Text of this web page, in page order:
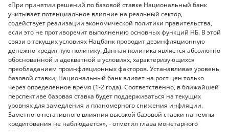
«При принятии решений по базовой ставке Национальный банк
учитывает потенциальное влияние на реальный сектор,
содействует реализации экономической политики правительства,
если это не противоречит выполнению основных функций НБ. В этой
связи в текущих условиях Нацбанк проводит дезинфляционную
денежно-кредитную политику. Данная политика является абсолютно
обоснованной и адекватной в условиях, характеризующихся
преобладанием проинфляционных факторов. Устанавливая уровень
базовой ставки, Национальный банк влияет на рост цен только
через определенное время (1-2 года). Соответственно, в ближайшей
перспективе базовая ставка будет поддерживаться на текущих
уровнях для замедления и планомерного снижения инфляции.
Заметного негативного влияния высокой базовой ставки на темпы
кредитования не наблюдается», - отметил глава монетарного